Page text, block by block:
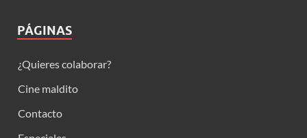
PÁGINAS
¿Quieres colaborar?
Cine maldito
Contacto